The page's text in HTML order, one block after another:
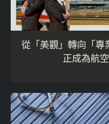
從「美觀」轉向「專
正成為航